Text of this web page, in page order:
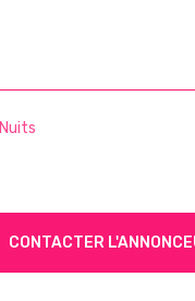
Nuits
CONTACTER